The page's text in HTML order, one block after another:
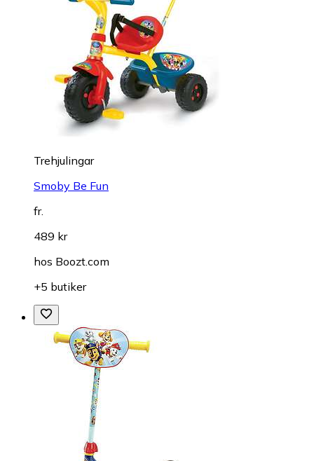
Trehjulingar
Smoby Be Fun
fr.
489 kr
hos Boozt.com
+5 butiker